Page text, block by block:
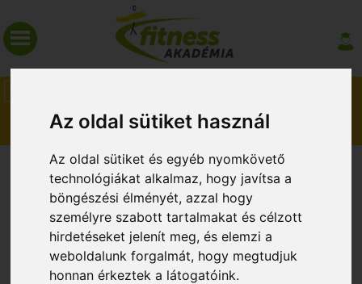
Az oldal sütiket használ
Az oldal sütiket és egyéb nyomkövető
technológiákat alkalmaz, hogy javítsa a
böngészési élményét, azzal hogy
személyre szabott tartalmakat és célzott
hirdetéseket jelenít meg, és elemzi a
weboldalunk forgalmát, hogy megtudjuk
honnan érkeztek a látogatóink.
HÍREK MAGAZIN
TÁPLÁLÉKKIEGÉSZÍTÉS A
SPORTTÁPLÁLKOZÁSBAN